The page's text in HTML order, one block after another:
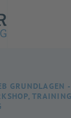
GRUNDLAGEN